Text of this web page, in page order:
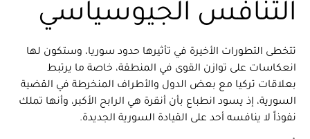
التنافس الجيوسياسي
تتخطى التطورات الأخيرة في تأثيرها حدود سوريا، وستكون لها
انعكاسات على توازن القوى في المنطقة، خاصة ما يرتبط
بعلاقات تركيا مع بعض الدول والأطراف المنخرطة في القضية
السورية، إذ يسود انطباع بأن أنقرة هي الرابح الأكبر، وأنها تملك
نفوذاً لا ينافسه أحد على القيادة السورية الجديدة.